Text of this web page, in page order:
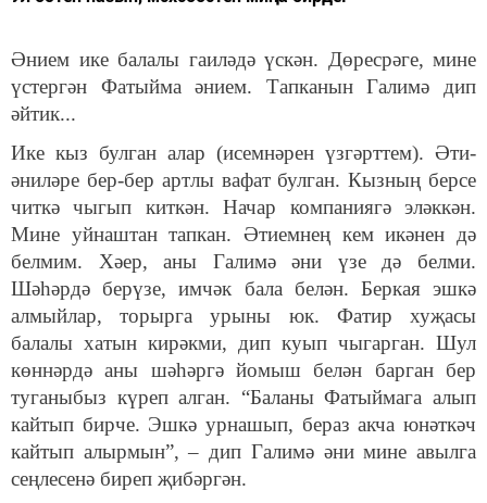
Әнием ике балалы гаиләдә үскән. Дөресрәге, мине
үстергән Фатыйма әнием. Тапканын Галимә дип
әйтик...
Ике кыз булган алар (исемнәрен үзгәрттем). Әти-
әниләре бер-бер артлы вафат булган. Кызның берсе
читкә чыгып киткән. Начар компаниягә эләккән.
Мине уйнаштан тапкан. Әтиемнең кем икәнен дә
белмим. Хәер, аны Галимә әни үзе дә белми.
Шәһәрдә берүзе, имчәк бала белән. Беркая эшкә
алмыйлар, торырга урыны юк. Фатир хуҗасы
балалы хатын кирәкми, дип куып чыгарган. Шул
көннәрдә аны шәһәргә йомыш белән барган бер
туганыбыз күреп алган. “Баланы Фатыймага алып
кайтып бирче. Эшкә урнашып, бераз акча юнәткәч
кайтып алырмын”, – дип Галимә әни мине авылга
сеңлесенә биреп җибәргән.